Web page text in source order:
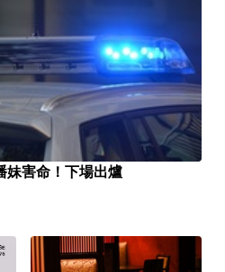
妹害命！下場出爐